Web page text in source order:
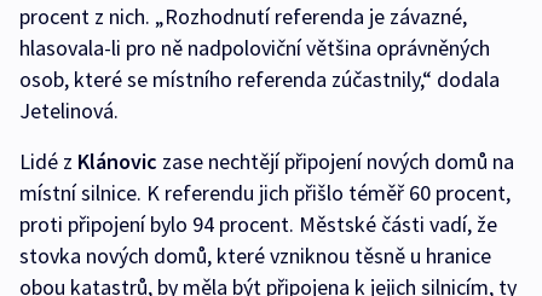
procent z nich. „Rozhodnutí referenda je závazné,
hlasovala-li pro ně nadpoloviční většina oprávněných
osob, které se místního referenda zúčastnily,“ dodala
Jetelinová.
Lidé z Klánovic zase nechtějí připojení nových domů na
místní silnice. K referendu jich přišlo téměř 60 procent,
proti připojení bylo 94 procent. Městské části vadí, že
stovka nových domů, které vzniknou těsně u hranice
obou katastrů, by měla být připojena k jejich silnicím, ty